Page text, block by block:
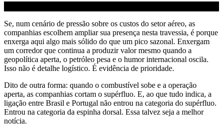
Se, num cenário de pressão sobre os custos do setor aéreo, as
companhias escolhem ampliar sua presença nesta travessia, é porque
enxerga aqui algo mais sólido do que um pico sazonal. Enxergam
um corredor que continua a produzir valor mesmo quando a
geopolítica aperta, o petróleo pesa e o humor internacional oscila.
Isso não é detalhe logístico. É evidência de prioridade.
Dito de outra forma: quando o combustível sobe e a operação
aperta, as companhias cortam o supérfluo. E, ao que tudo indica, a
ligação entre Brasil e Portugal não entrou na categoria do supérfluo.
Entrou na categoria da espinha dorsal. Essa talvez seja a melhor
notícia.